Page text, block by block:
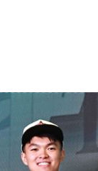
00:23
00:22